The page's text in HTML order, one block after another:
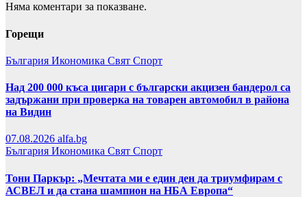
Няма коментари за показване.
Горещи
България Икономика Свят Спорт
Над 200 000 къса цигари с български акцизен бандерол са
задържани при проверка на товарен автомобил в района
на Видин
07.08.2026 alfa.bg
България Икономика Свят Спорт
Тони Паркър: „Мечтата ми е един ден да триумфирам с
АСВЕЛ и да стана шампион на НБА Европа“